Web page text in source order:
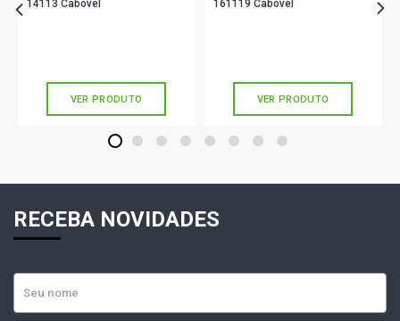
14113 Cabovel
VER PRODUTO
161119 Cabovel
VER PRODUTO
1 2 3 4 5 6 7 8
RECEBA NOVIDADES